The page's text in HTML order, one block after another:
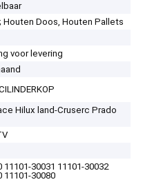
Houten Doos, Houten Pallets
voor levering
Hilux land-Cruserc Prado
11101-30031 11101-30032
11101-30080